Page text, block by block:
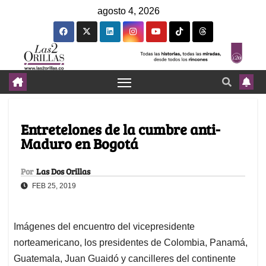
agosto 4, 2026
Entretelones de la cumbre anti-
Maduro en Bogotá
Por Las Dos Orillas
FEB 25, 2019
Imágenes del encuentro del vicepresidente
norteamericano, los presidentes de Colombia, Panamá,
Guatemala, Juan Guaidó y cancilleres del continente